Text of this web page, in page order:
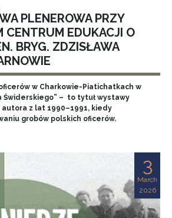
PLENEROWA PRZY
CENTRUM EDUKACJI O
BRYG. ZDZISŁAWA
w Charkowie-Piatichatkach w
– to tytuł wystawy
z lat 1990–1991, kiedy
grobów polskich oficerów.
3
March
2026